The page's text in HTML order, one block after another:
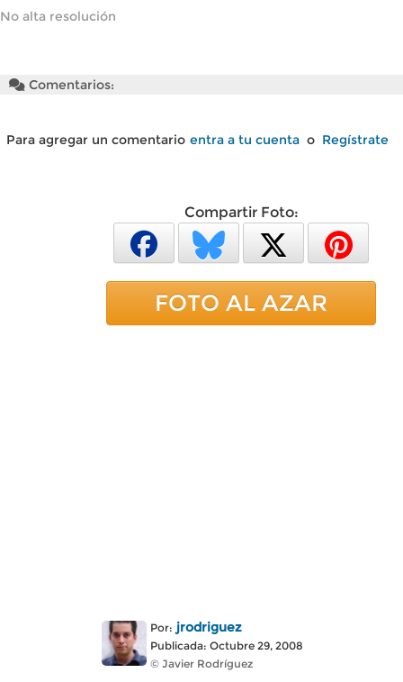
No alta resolución
Comentarios:
Para agregar un comentario entra a tu cuenta o Regístrate
Compartir Foto:
FOTO AL AZAR
Por: jrodriguez
Publicada: Octubre 29, 2008
© Javier Rodríguez